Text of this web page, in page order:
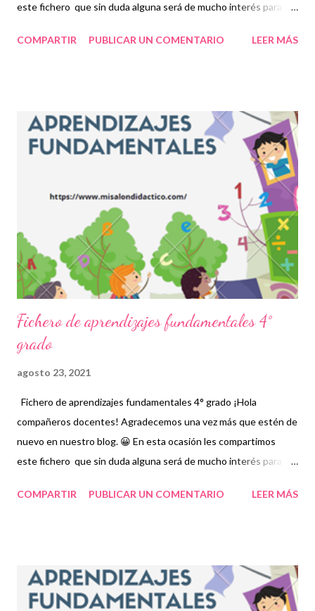
este fichero que sin duda alguna será de mucho interés para
herramienta didáctica que tiene como propósito fomentar
proceso de enseñanza en educación básica. Los ficheros de
aprendizajes fundamentales, como su nombre lo indica, contiene
información, prácticas y elementos fundamentales para que los
niños puedan equilibrar su formación sobre todo ahora que la
pandemia nos ha retrasado en diversas acciones que
habitualmente se ejemplificaban de mejor manera cuando las
clases eran presenciales. Nuevamente nuestro reconocimiento
y agradecimiento a los autores de este...
COMPARTIR PUBLICAR UN COMENTARIO LEER MÁS
Fichero de aprendizajes fundamentales 4°
grado
agosto 23, 2021
Fichero de aprendizajes fundamentales 4° grado ¡Hola
compañeros docentes! Agradecemos una vez más que estén de
nuevo en nuestro blog. 😀 En esta ocasión les compartimos
este fichero que sin duda alguna será de mucho interés para
herramienta didáctica que tiene como propósito fomentar
proceso de enseñanza en educación básica. Los ficheros de
aprendizajes fundamentales, como su nombre lo indica, contiene
COMPARTIR PUBLICAR UN COMENTARIO LEER MÁS